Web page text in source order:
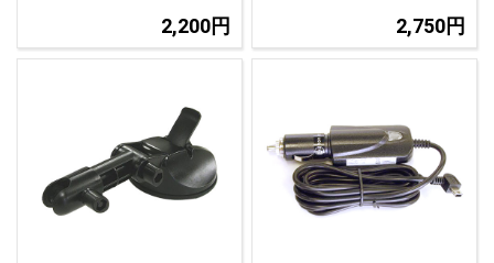
2,200円 2,750円